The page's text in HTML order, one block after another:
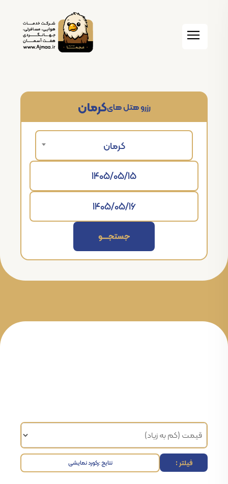
کرمانرزرو هتل های
کرمان
جستجــــــو
فیلتر : نتایج :رکورد نمایشی